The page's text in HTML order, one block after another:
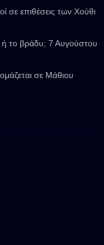
σε επιθέσεις των Χούθι
ή το βράδυ; 7 Αυγούστου
σε Μάθιου